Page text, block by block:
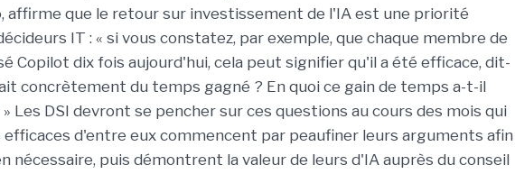
affirme que le retour sur investissement de l'IA est une priorité
IT : « si vous constatez, par exemple, que chaque membre de
Copilot dix fois aujourd'hui, cela peut signifier qu'il a été efficace, dit-
concrètement du temps gagné ? En quoi ce gain de temps a-t-il
Les DSI devront se pencher sur ces questions au cours des mois qui
efficaces d'entre eux commencent par peaufiner leurs arguments afin
nécessaire, puis démontrent la valeur de leurs d'IA auprès du conseil